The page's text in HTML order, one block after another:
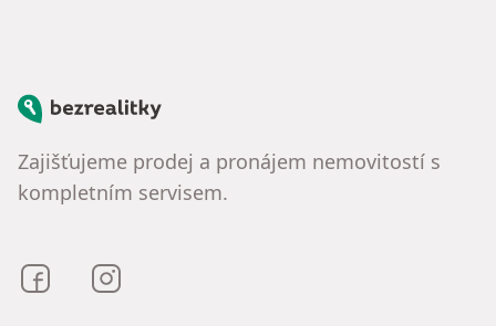
Bezrealitky
Zajišťujeme prodej a pronájem nemovitostí s
kompletním servisem.
Bezrealitky na Facebooku